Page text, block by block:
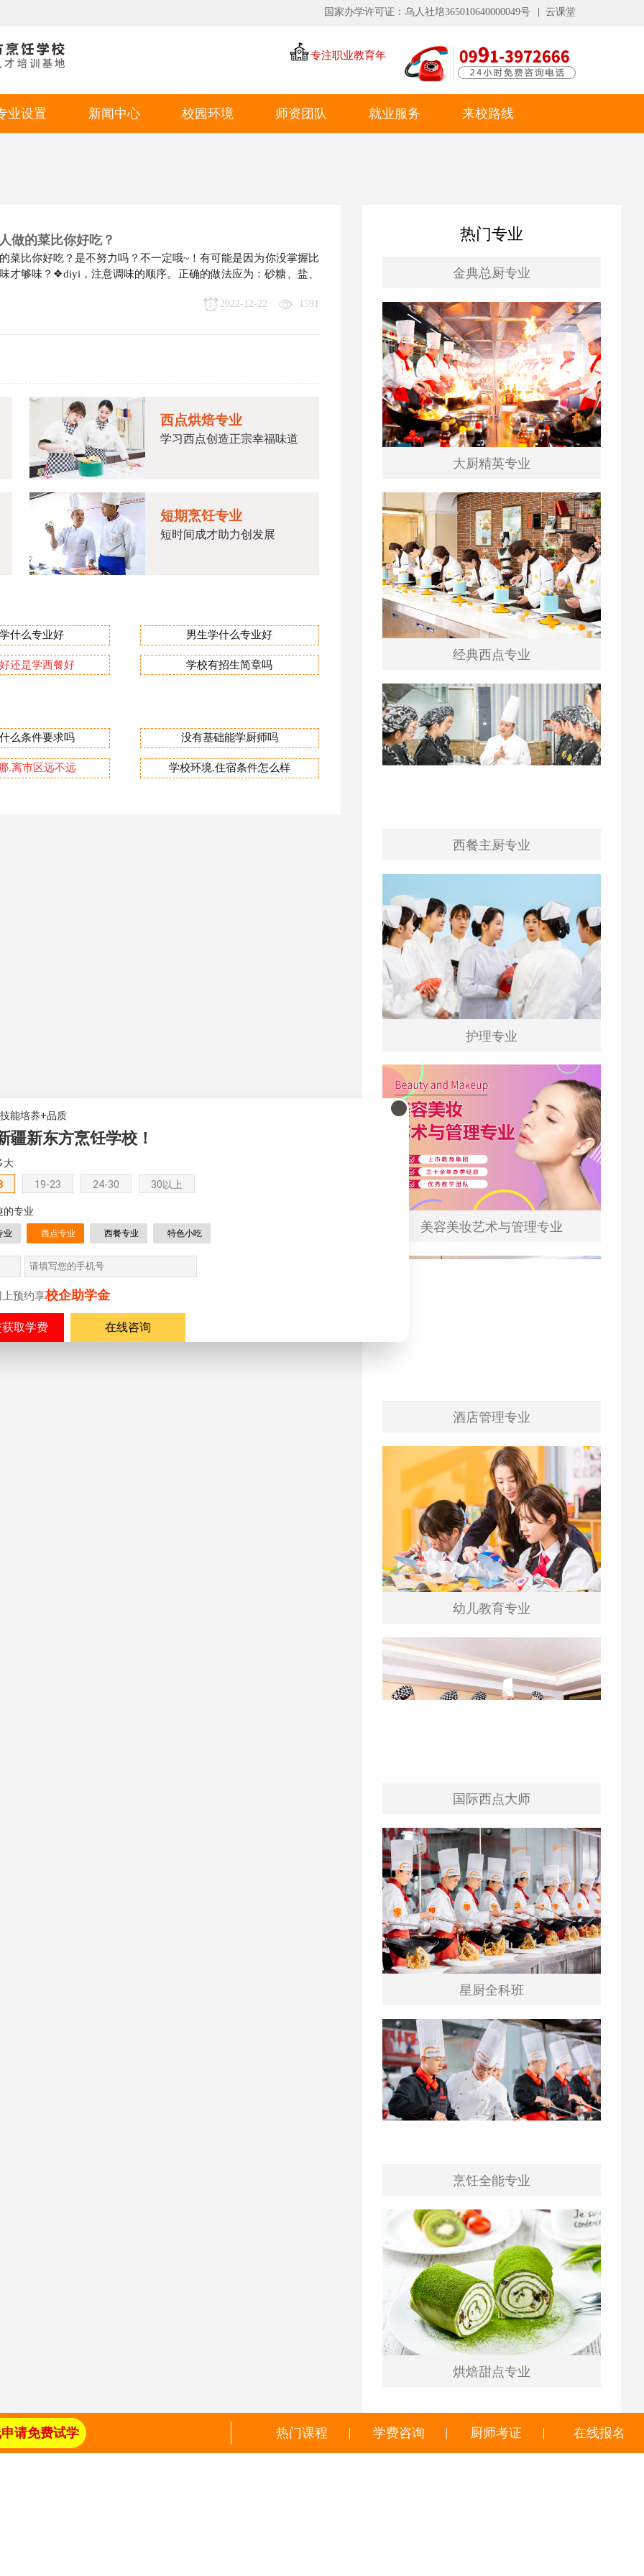
国家办学许可证：乌人社培365010640000049号 云课堂
专注职业教育年
业设置
色短期
新闻中心 校园环境
学生作品
师资团队 就业服务 来校路线
做的菜比你好吃？
菜比你好吃？是不努力吗？不一定哦~！有可能是因为你没掌握比
才够味？❖diyi，注意调味的顺序。正确的做法应为：砂糖、盐、
2022-12-22 1591
西点烘焙专业
学习西点创造正宗幸福味道
短期烹饪专业
短时间成才助力创发展
什么专业好 男生学什么专业好
还是学西餐好 学校有招生简章吗
么条件要求吗 没有基础能学厨师吗
.离市区远不远 学校环境.住宿条件怎么样
热门专业
金典总厨专业
大厨精英专业
经典西点专业
西餐主厨专业
护理专业
美容美妆艺术与管理专业
酒店管理专业
幼儿教育专业
国际西点大师
星厨全科班
烹饪全能专业
烘焙甜点专业
热门标签
请免费试学 热门课程 学费咨询 厨师考证 在线报名
能培养+品质
疆新东方烹饪学校！
大
19-23 24-30 30以上
的专业
业 西点专业 西餐专业 特色小吃
预约享校企助学金
在线咨询